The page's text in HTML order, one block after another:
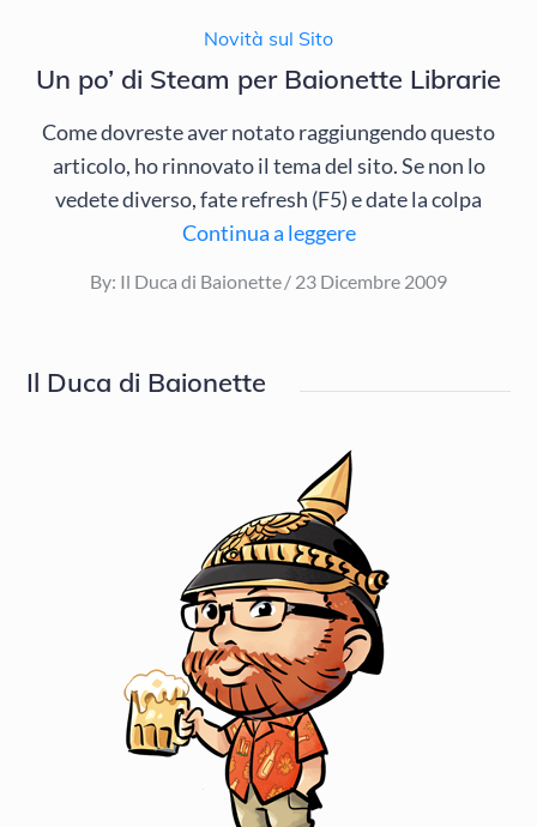
Novità sul Sito
Un po’ di Steam per Baionette Librarie
Come dovreste aver notato raggiungendo questo
articolo, ho rinnovato il tema del sito. Se non lo
vedete diverso, fate refresh (F5) e date la colpa
Continua a leggere
By: Il Duca di Baionette
Posted
23 Dicembre 2009
Il Duca di Baionette